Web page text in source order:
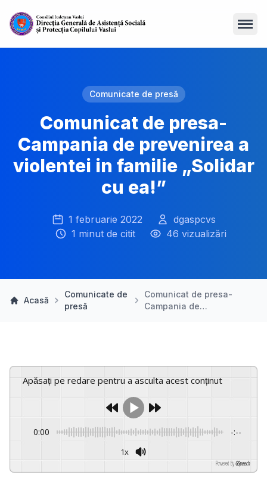
Comunicate de presă
Comunicat de presa-
Campania de prevenirea a
violentei in familie „Solidar
cu ea!”
1 februarie 2022
dgaspcvs
1 minut de citit
46 vizualizări
Acasă
Comunicate de
presă
Comunicat de presa-
Campania de…
Apăsați pe redare pentru a asculta acest conținut
0:00 -:--
1x
Powered By GSpeech